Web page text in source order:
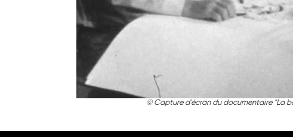
© Capture d'écran du documentaire "La